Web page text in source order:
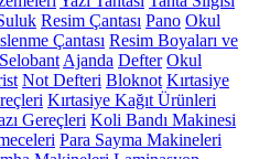
Resim Çantası Pano Okul
Çantası Resim Boyaları ve
Selobant Ajanda Defter Okul
Not Defteri Bloknot Kırtasiye
Kırtasiye Kağıt Ürünleri
Gereçleri Koli Bandı Makinesi
Para Sayma Makineleri